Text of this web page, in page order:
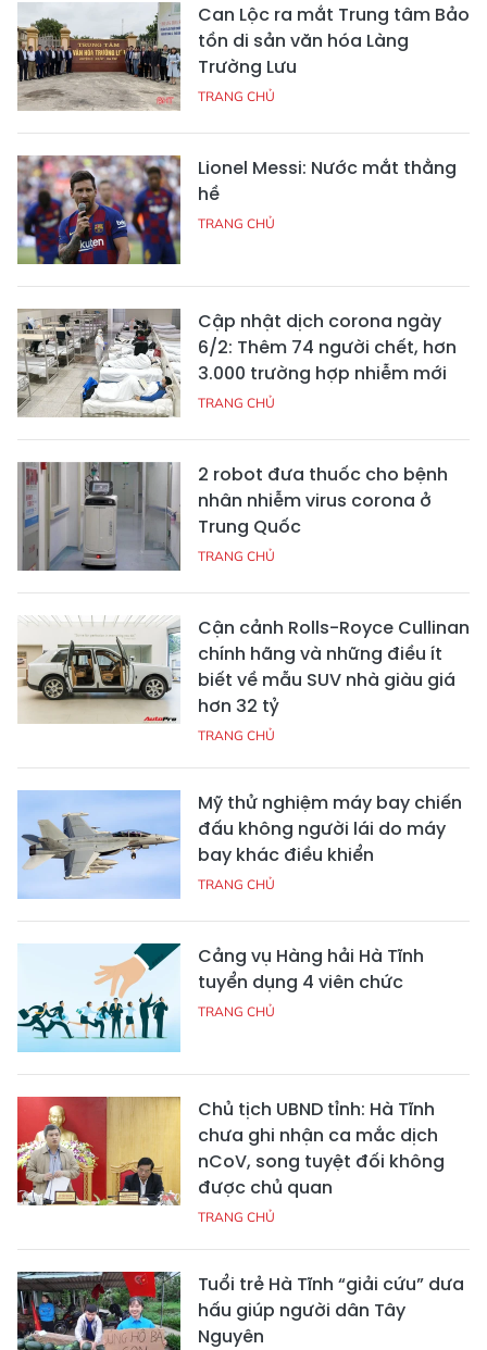
Can Lộc ra mắt Trung tâm Bảo
tồn di sản văn hóa Làng
Trường Lưu
TRANG CHỦ
Lionel Messi: Nước mắt thằng
hề
TRANG CHỦ
Cập nhật dịch corona ngày
6/2: Thêm 74 người chết, hơn
3.000 trường hợp nhiễm mới
TRANG CHỦ
2 robot đưa thuốc cho bệnh
nhân nhiễm virus corona ở
Trung Quốc
TRANG CHỦ
Cận cảnh Rolls-Royce Cullinan
chính hãng và những điều ít
biết về mẫu SUV nhà giàu giá
hơn 32 tỷ
TRANG CHỦ
Mỹ thử nghiệm máy bay chiến
đấu không người lái do máy
bay khác điều khiển
TRANG CHỦ
Cảng vụ Hàng hải Hà Tĩnh
tuyển dụng 4 viên chức
TRANG CHỦ
Chủ tịch UBND tỉnh: Hà Tĩnh
chưa ghi nhận ca mắc dịch
nCoV, song tuyệt đối không
được chủ quan
TRANG CHỦ
Tuổi trẻ Hà Tĩnh “giải cứu” dưa
hấu giúp người dân Tây
Nguyên